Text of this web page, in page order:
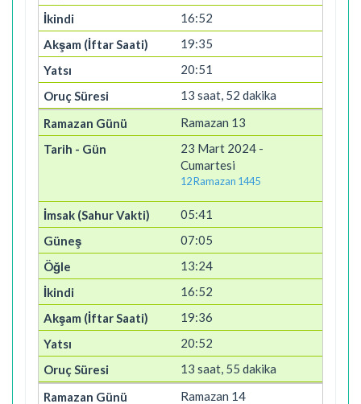
16:52
19:35
20:51
13 saat, 52 dakika
Ramazan 13
23 Mart 2024 -
Cumartesi
12 Ramazan 1445
05:41
07:05
13:24
16:52
19:36
20:52
13 saat, 55 dakika
Ramazan 14